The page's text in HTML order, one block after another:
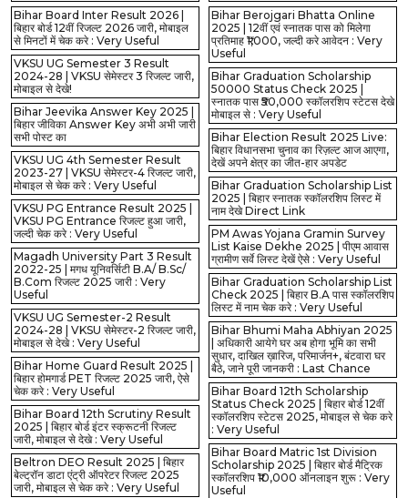
Bihar Board Inter Result 2026 |
बिहार बोर्ड 12वीं रिजल्ट 2026 जारी, मोबाइल
से मिनटों में चेक करे : Very Useful
VKSU UG Semester 3 Result
2024-28 | VKSU सेमेस्टर 3 रिजल्ट जारी,
मोबाइल से देखे!
Bihar Jeevika Answer Key 2025 |
बिहार जीविका Answer Key अभी अभी जारी
सभी पोस्ट का
VKSU UG 4th Semester Result
2023-27 | VKSU सेमेस्टर-4 रिजल्ट जारी,
मोबाइल से चेक करे : Very Useful
VKSU PG Entrance Result 2025 |
VKSU PG Entrance रिजल्ट हुआ जारी,
जल्दी चेक करे : Very Useful
Magadh University Part 3 Result
2022-25 | मगध यूनिवर्सिटी B.A/ B.Sc/
B.Com रिजल्ट 2025 जारी : Very
Useful
VKSU UG Semester-2 Result
2024-28 | VKSU सेमेस्टर-2 रिजल्ट जारी,
मोबाइल से देखे : Very Useful
Bihar Home Guard Result 2025 |
बिहार होमगार्ड PET रिजल्ट 2025 जारी, ऐसे
चेक करे : Very Useful
Bihar Board 12th Scrutiny Result
2025 | बिहार बोर्ड इंटर स्क्रूटनी रिजल्ट
जारी, मोबाइल से देखे : Very Useful
Beltron DEO Result 2025 | बिहार
बेल्ट्रॉन डाटा एंट्री ऑपरेटर रिजल्ट 2025
जारी, मोबाइल से चेक करे : Very Useful
Bihar Berojgari Bhatta Online
2025 | 12वीं एवं स्नातक पास को मिलेगा
प्रतिमाह ₹1,000, जल्दी करे आवेदन : Very
Useful
Bihar Graduation Scholarship
50000 Status Check 2025 |
स्नातक पास ₹50,000 स्कॉलरशिप स्टेटस देखे
मोबाइल से : Very Useful
Bihar Election Result 2025 Live:
बिहार विधानसभा चुनाव का रिज़ल्ट आज आएगा,
देखें अपने क्षेत्र का जीत-हार अपडेट
Bihar Graduation Scholarship List
2025 | बिहार स्नातक स्कॉलरशिप लिस्ट में
नाम देखे Direct Link
PM Awas Yojana Gramin Survey
List Kaise Dekhe 2025 | पीएम आवास
ग्रामीण सर्वे लिस्ट देखें ऐसे : Very Useful
Bihar Graduation Scholarship List
Check 2025 | बिहार B.A पास स्कॉलरशिप
लिस्ट में नाम चेक करे : Very Useful
Bihar Bhumi Maha Abhiyan 2025
| अधिकारी आयेगे घर अब होगा भूमि का सभी
सुधार, दाखिल ख़ारिज, परिमार्जन+, बंटवारा घर
बैठे, जाने पूरी जानकरी : Last Chance
Bihar Board 12th Scholarship
Status Check 2025 | बिहार बोर्ड 12वीं
स्कॉलरशिप स्टेटस 2025, मोबाइल से चेक करे
: Very Useful
Bihar Board Matric 1st Division
Scholarship 2025 | बिहार बोर्ड मैट्रिक
स्कॉलरशिप ₹10,000 ऑनलाइन शुरू : Very
Useful